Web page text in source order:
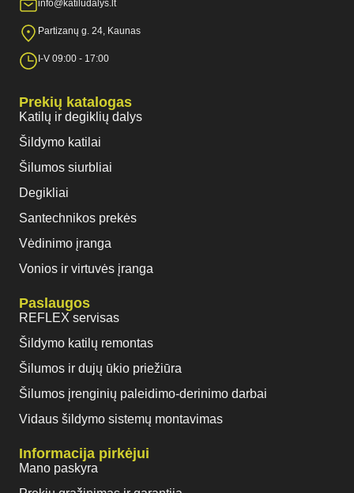
info@katiludalys.lt
Partizanų g. 24, Kaunas
I-V 09:00 - 17:00
Prekių katalogas
Katilų ir degiklių dalys
Šildymo katilai
Šilumos siurbliai
Degikliai
Santechnikos prekės
Vėdinimo įranga
Vonios ir virtuvės įranga
Paslaugos
REFLEX servisas
Šildymo katilų remontas
Šilumos ir dujų ūkio priežiūra
Šilumos įrenginių paleidimo-derinimo darbai
Vidaus šildymo sistemų montavimas
Informacija pirkėjui
Mano paskyra